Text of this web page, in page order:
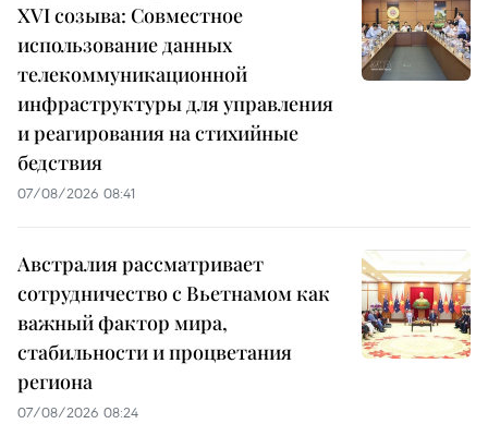
XVI созыва: Совместное
использование данных
телекоммуникационной
инфраструктуры для управления
и реагирования на стихийные
бедствия
07/08/2026 08:41
Австралия рассматривает
сотрудничество с Вьетнамом как
важный фактор мира,
стабильности и процветания
региона
07/08/2026 08:24